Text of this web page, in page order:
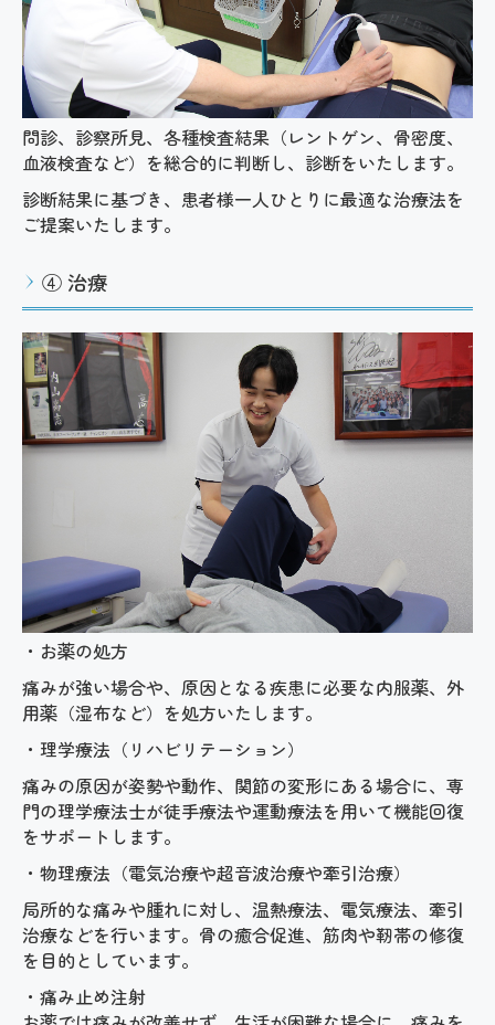
問診、診察所見、各種検査結果（レントゲン、骨密度、
血液検査など）を総合的に判断し、診断をいたします。
診断結果に基づき、患者様一人ひとりに最適な治療法を
ご提案いたします。
④ 治療
・お薬の処方
痛みが強い場合や、原因となる疾患に必要な内服薬、外
用薬（湿布など）を処方いたします。
・理学療法（リハビリテーション）
痛みの原因が姿勢や動作、関節の変形にある場合に、専
門の理学療法士が徒手療法や運動療法を用いて機能回復
をサポートします。
・物理療法（電気治療や超音波治療や牽引治療）
局所的な痛みや腫れに対し、温熱療法、電気療法、牽引
治療などを行います。骨の癒合促進、筋肉や靭帯の修復
を目的としています。
・痛み止め注射